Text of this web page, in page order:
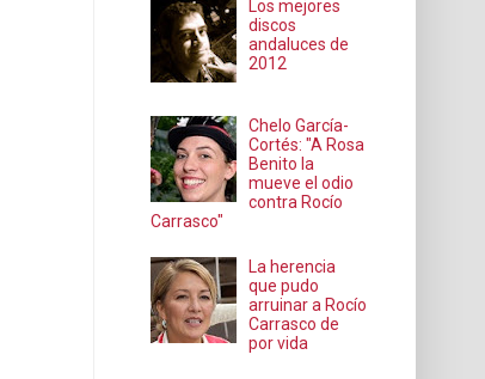
Los mejores
discos
andaluces de
2012
Chelo García-
Cortés: "A Rosa
Benito la
mueve el odio
contra Rocío
Carrasco"
La herencia
que pudo
arruinar a Rocío
Carrasco de
por vida